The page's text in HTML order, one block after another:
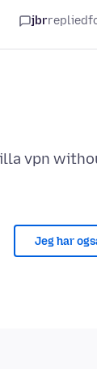
jbrreplied
vpn
Jeg har